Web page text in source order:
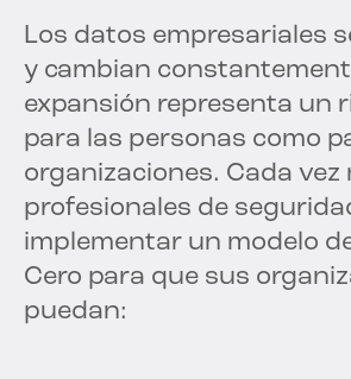
Los datos empresariales
y cambian
expansión representa un
para las personas como
organizaciones. Cada vez
profesionales de
implementar un modelo
Cero para que sus
puedan: